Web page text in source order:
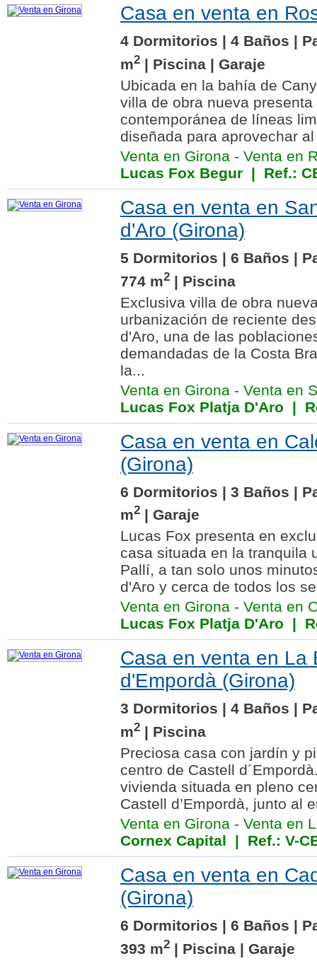
Casa en venta en
4 Dormitorios | 4 Baños |
m2 | Piscina | Garaje
Ubicada en la bahía de
villa de obra nueva
contemporánea de líneas
diseñada para aprovechar
Venta en Girona - Venta en
Lucas Fox Begur | Ref.:
Casa en venta en
d'Aro (Girona)
5 Dormitorios | 6 Baños |
774 m2 | Piscina
Exclusiva villa de obra
urbanización de reciente
d'Aro, una de las
demandadas de la Costa
la...
Venta en Girona - Venta en
Lucas Fox Platja D'Aro |
Casa en venta en
(Girona)
6 Dormitorios | 3 Baños |
m2 | Garaje
Lucas Fox presenta en
casa situada en la tranquila
Pallí, a tan solo unos
d'Aro y cerca de todos los
Venta en Girona - Venta en
Lucas Fox Platja D'Aro |
Casa en venta en La
d'Empordà (Girona)
3 Dormitorios | 4 Baños |
m2 | Piscina
Preciosa casa con jardín y
centro de Castell
vivienda situada en pleno
Castell d’Empordà, junto al
Venta en Girona - Venta en
Cornex Capital | Ref.: V-
Casa en venta en
(Girona)
6 Dormitorios | 6 Baños |
393 m2 | Piscina | Garaje